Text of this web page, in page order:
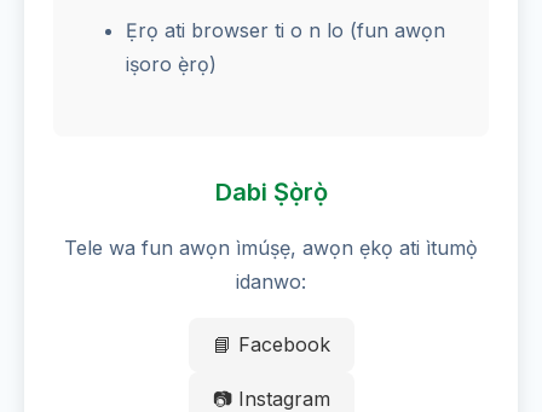
Ẹrọ ati browser ti o n lo (fun awọn
iṣoro ẹ̀rọ)
Dabi Ṣọ̀rọ̀
Tele wa fun awọn ìmúṣẹ, awọn ẹkọ ati ìtumọ̀
idanwo:
📘 Facebook
📷 Instagram